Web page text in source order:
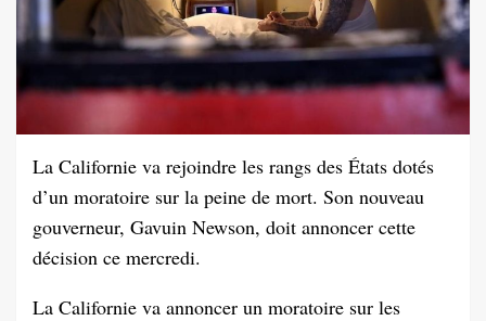
La Californie va rejoindre les rangs des États dotés
d’un moratoire sur la peine de mort. Son nouveau
gouverneur, Gavuin Newson, doit annoncer cette
décision ce mercredi.
La Californie va annoncer un moratoire sur les